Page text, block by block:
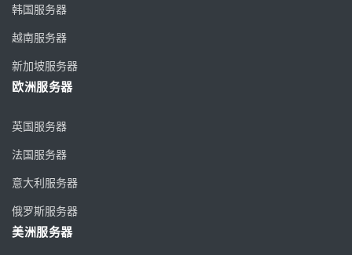
韩国服务器
越南服务器
新加坡服务器
欧洲服务器
英国服务器
法国服务器
意大利服务器
俄罗斯服务器
美洲服务器